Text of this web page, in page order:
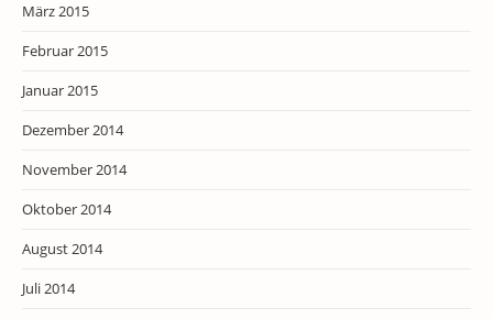
März 2015
Februar 2015
Januar 2015
Dezember 2014
November 2014
Oktober 2014
August 2014
Juli 2014